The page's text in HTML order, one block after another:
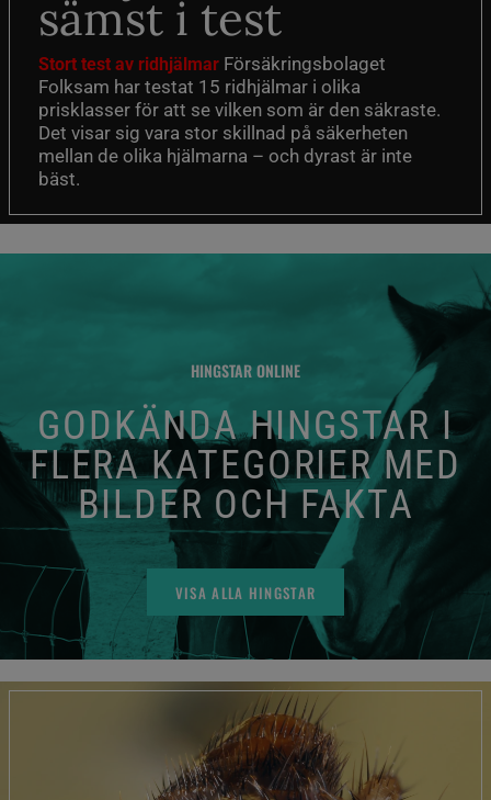
sämst i test
Stort test av ridhjälmar Försäkringsbolaget
Folksam har testat 15 ridhjälmar i olika
prisklasser för att se vilken som är den säkraste.
Det visar sig vara stor skillnad på säkerheten
mellan de olika hjälmarna – och dyrast är inte
bäst.
HINGSTAR ONLINE
GODKÄNDA HINGSTAR I
FLERA KATEGORIER MED
BILDER OCH FAKTA
VISA ALLA HINGSTAR